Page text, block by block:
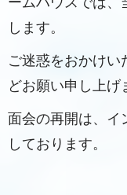
します。
ご迷惑をおかけい
どお願い申し上げ
面会の再開は、イ
しております。